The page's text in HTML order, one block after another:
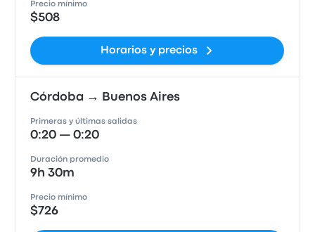
Precio mínimo
$508
Horarios y precios
Córdoba → Buenos Aires
Primeras y últimas salidas
0:20 — 0:20
Duración promedio
9h 30m
Precio mínimo
$726